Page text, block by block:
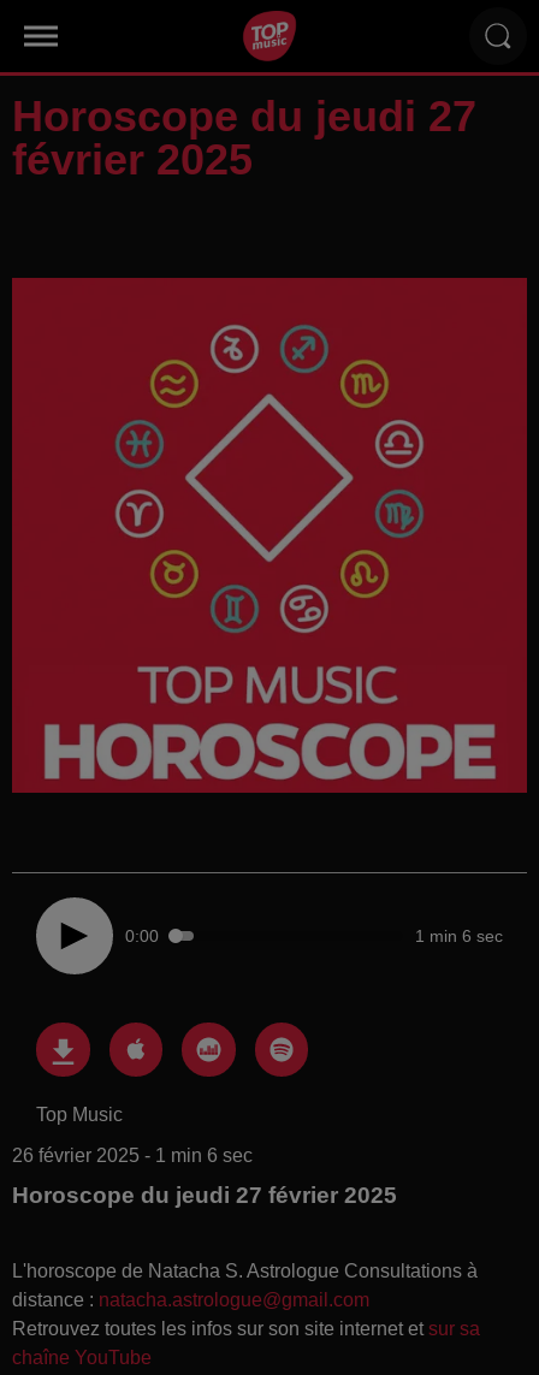
Horoscope du jeudi 27
février 2025
0:00 1 min 6 sec
Top Music
26 février 2025 - 1 min 6 sec
Horoscope du jeudi 27 février 2025
L'horoscope de Natacha S. Astrologue Consultations à
distance : natacha.astrologue@gmail.com
Retrouvez toutes les infos sur son site internet et sur sa
chaîne YouTube